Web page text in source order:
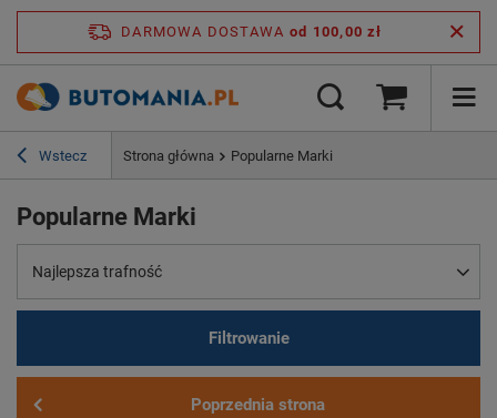
DARMOWA DOSTAWA od 100,00 zł
Wstecz Strona główna Popularne Marki
Popularne Marki
Najlepsza trafność
Filtrowanie
Poprzednia strona